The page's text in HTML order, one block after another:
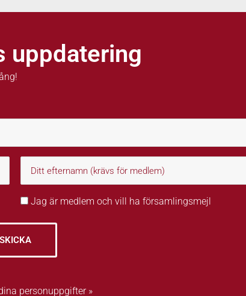
uppdatering
Jag är medlem och vill ha församlingsmejl
SKICKA
personuppgifter »